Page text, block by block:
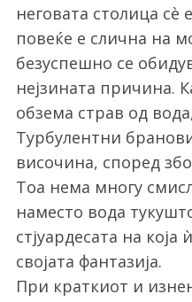
неговата столица
повеќе е слична на
безуспешно се
нејзината причина.
обзема страв од
Турбулентни
височина, според
Тоа нема многу
наместо вода
стјуардесата на
својата фантазија.
При краткиот и